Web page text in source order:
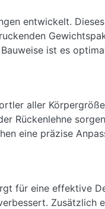
entwickelt.
ist es
aller
Rückenlehne
eine präzise
für eine effektive